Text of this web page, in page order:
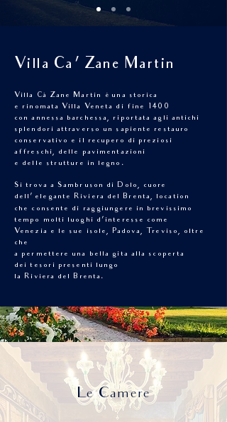
Villa Ca ' Zane Martin
Villa Cà Zane Martin è una storica
e rinomata Villa Veneta di fine 1400
con annessa barchessa, riportata agli antichi
splendori attraverso un sapiente restauro
conservativo e il recupero di preziosi
affreschi, delle pavimentazioni
e delle strutture in legno.
Si trova a Sambruson di Dolo, cuore
dell’ elegante Riviera del Brenta, location
che consente di raggiungere in brevissimo
tempo molti luoghi d’interesse come
Venezia e le sue isole, Padova, Treviso, oltre
che
a permettere una bella gita alla scoperta
dei tesori presenti lungo
la Riviera del Brenta.
Le Camere